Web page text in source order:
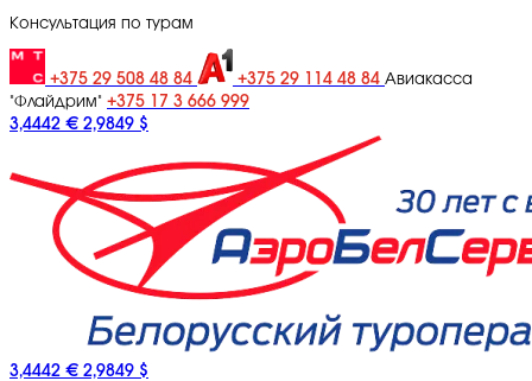
Консультация по турам
+375 29 508 48 84 +375 29 114 48 84 Авиакасса
"Флайдрим" +375 17 3 666 999
3,4442 € 2,9849 $
3,4442 € 2,9849 $